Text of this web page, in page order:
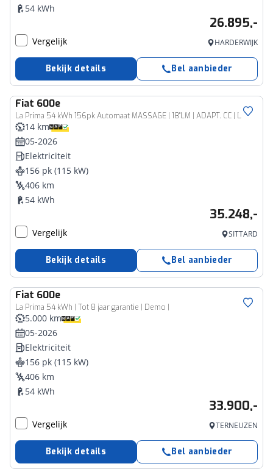
54 kWh
26.895,-
Vergelijk HARDERWIJK
Bekijk details Bel aanbieder
Fiat 600e
La Prima 54 kWh 156pk Automaat MASSAGE | 18''LM | ADAPT. CC | DODE HOEK | CAMERA | NAVI
14 km
05-2026
Elektriciteit
156 pk (115 kW)
406 km
54 kWh
35.248,-
Vergelijk SITTARD
Bekijk details Bel aanbieder
Fiat 600e
La Prima 54 kWh | Tot 8 jaar garantie | Demo |
5.000 km
05-2026
Elektriciteit
156 pk (115 kW)
406 km
54 kWh
33.900,-
Vergelijk TERNEUZEN
Bekijk details Bel aanbieder